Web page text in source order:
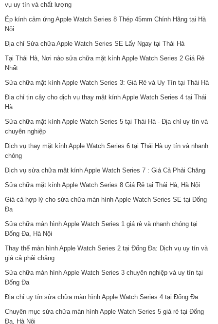
vụ uy tín và chất lượng
Ép kính cảm ứng Apple Watch Series 8 Thép 45mm Chính Hãng tại Hà
Nội
Địa chỉ Sửa chữa Apple Watch Series SE Lấy Ngay tại Thái Hà
Tại Thái Hà, Nơi nào sửa chữa mặt kính Apple Watch Series 2 Giá Rẻ
Nhất
Sửa chữa mặt kính Apple Watch Series 3: Giá Rẻ và Uy Tín tại Thái Hà
Địa chỉ tin cậy cho dịch vụ thay mặt kính Apple Watch Series 4 tại Thái
Hà
Sửa chữa mặt kính Apple Watch Series 5 tại Thái Hà - Địa chỉ uy tín và
chuyên nghiệp
Dịch vụ thay mặt kính Apple Watch Series 6 tại Thái Hà uy tín và nhanh
chóng
Dịch vụ sửa chữa mặt kính Apple Watch Series 7 : Giá Cả Phải Chăng
Sửa chữa mặt kính Apple Watch Series 8 Giá Rẻ tại Thái Hà, Hà Nội
Giá cả hợp lý cho sửa chữa màn hình Apple Watch Series SE tại Đống
Đa
Sửa chữa màn hình Apple Watch Series 1 giá rẻ và nhanh chóng tại
Đống Đa, Hà Nội
Thay thế màn hình Apple Watch Series 2 tại Đống Đa: Dịch vụ uy tín và
giá cả phải chăng
Sửa chữa màn hình Apple Watch Series 3 chuyên nghiệp và uy tín tại
Đống Đa
Địa chỉ uy tín sửa chữa màn hình Apple Watch Series 4 tại Đống Đa
Chuyên mục sửa chữa màn hình Apple Watch Series 5 giá rẻ tại Đống
Đa, Hà Nội